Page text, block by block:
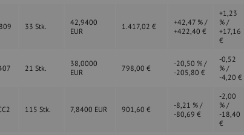
33 Stk.
42,9400
EUR
1.417,02 €
+42,47 % /
+422,40 €
+1,23
% /
+17,16
€
21 Stk.
38,0000
EUR
798,00 €
-20,50 % /
-205,80 €
-0,52
% /
-4,20 €
115 Stk. 7,8400 EUR 901,60 €
-8,21 % /
-80,69 €
-2,00
% /
-18,40
€